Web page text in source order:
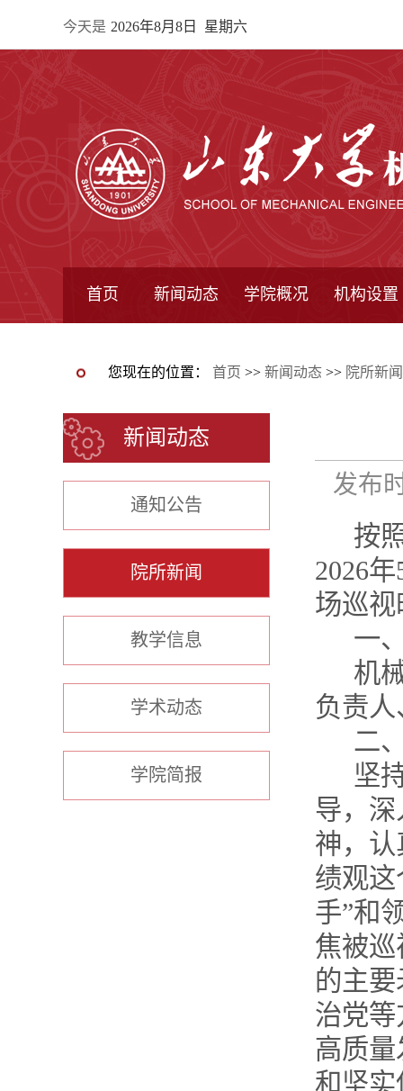
今天是 2026年8月8日 星期六
首页 新闻动态 学院概况 机构设置
您现在的位置： 首页 >> 新闻动态 >> 院所新闻
新闻动态
通知公告
院所新闻
教学信息
学术动态
学院简报
发布
按
2026
场巡
一
机
负责
二
坚
导，
神，
绩观
手”和
焦被
的主
治党
高质
和坚